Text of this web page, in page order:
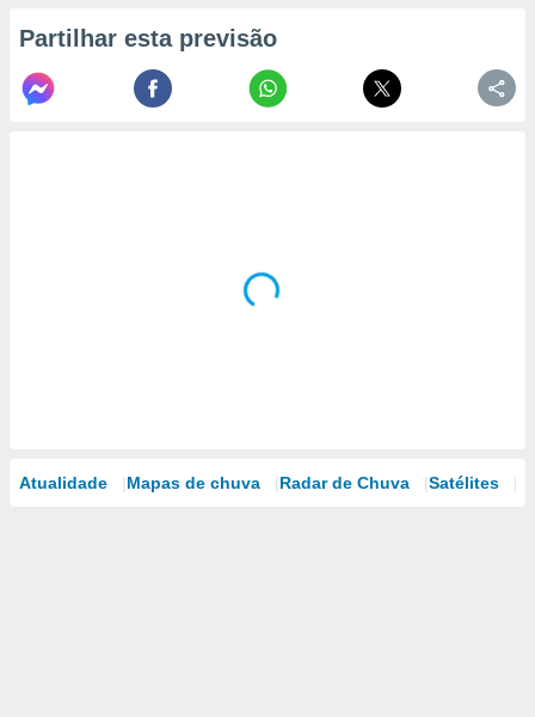
Partilhar esta previsão
Atualidade Mapas de chuva Radar de Chuva Satélites